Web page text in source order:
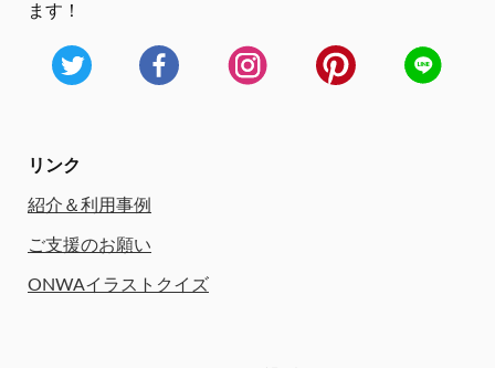
ます！
リンク
紹介＆利用事例
ご支援のお願い
ONWAイラストクイズ